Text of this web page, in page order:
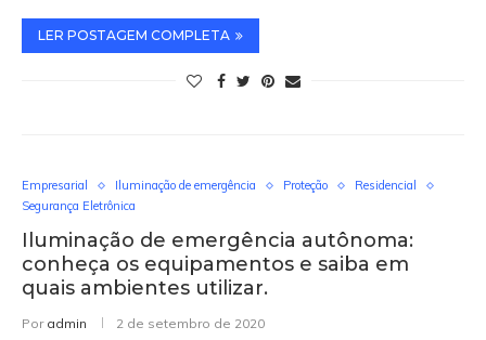
LER POSTAGEM COMPLETA
Empresarial Iluminação de emergência Proteção
Residencial
Segurança Eletrônica
Iluminação de emergência autônoma:
conheça os equipamentos e saiba em
quais ambientes utilizar.
Por admin 2 de setembro de 2020